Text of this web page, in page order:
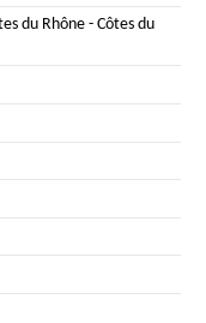
du Rhône- Côtes du